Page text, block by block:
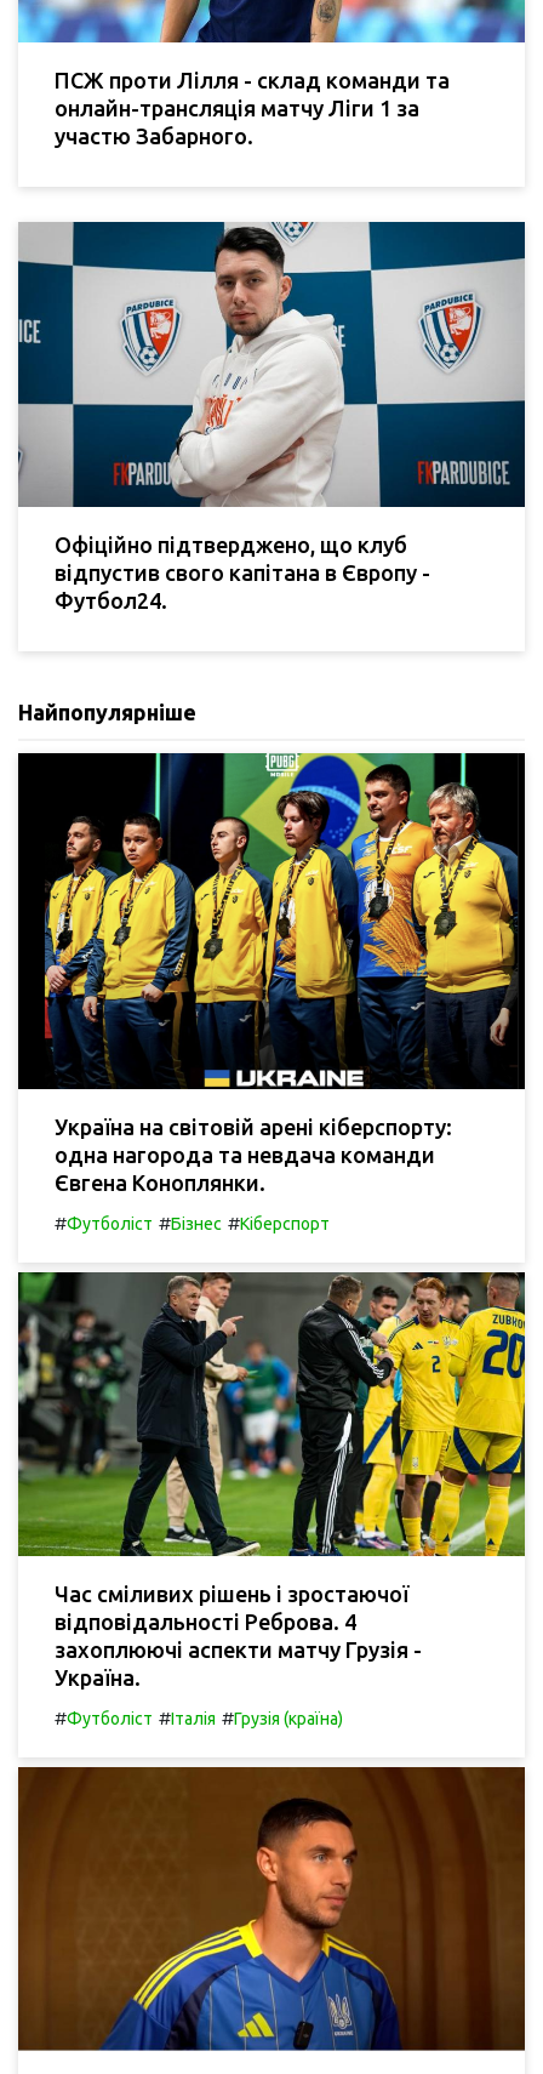
ПСЖ проти Лілля - склад команди та
онлайн-трансляція матчу Ліги 1 за
участю Забарного.
Офіційно підтверджено, що клуб
відпустив свого капітана в Європу -
Футбол24.
Найпопулярніше
Україна на світовій арені кіберспорту:
одна нагорода та невдача команди
Євгена Коноплянки.
#Футболіст #Бізнес #Кіберспорт
Час сміливих рішень і зростаючої
відповідальності Реброва. 4
захоплюючі аспекти матчу Грузія -
Україна.
#Футболіст #Італія #Грузія (країна)